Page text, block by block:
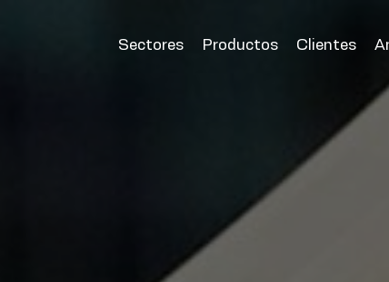
Sectores
Productos Clientes